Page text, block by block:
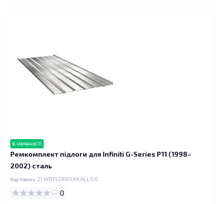
в наявності
Ремкомплект підлоги для Infiniti G-Series P11 (1998–
2002) сталь
Код товару: 21.WBFLORXXXX.ALL.0.0
0